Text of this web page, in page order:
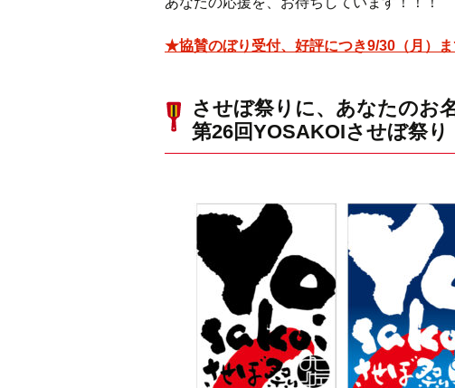
★協賛のぼり受付、好評につき9/30（月）ま
させぼ祭りに、あなたのお
第26回YOSAKOIさせぼ祭